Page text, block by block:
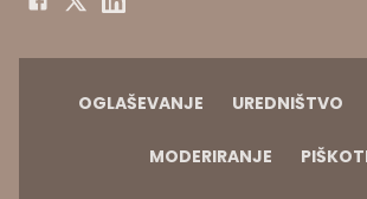
OGLAŠEVANJE UREDNIŠTVO
MODERIRANJE